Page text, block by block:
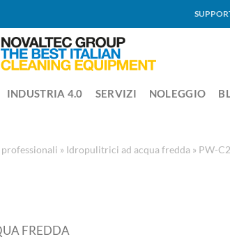
INDUSTRIA 4.0 SERVIZI NOLEGGIO
» Idropulitrici ad acqua fredda » PW-
FREDDA